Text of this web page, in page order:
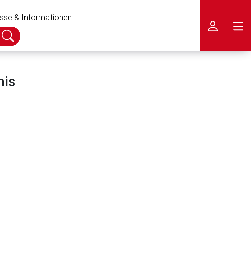
& Informationen
Suche
abschicken
Web-Seite ist deren